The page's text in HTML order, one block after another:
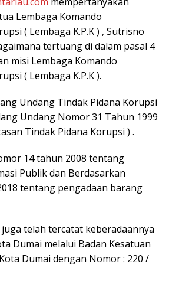
Lembaga Komando
( Lembaga K.P.K ) , Sutrisno
tertuang di dalam pasal 4
misi Lembaga Komando
( Lembaga K.P.K ).
Undang Tindak Pidana Korupsi
Undang Nomor 31 Tahun 1999
Tindak Pidana Korupsi ) .
14 tahun 2008 tentang
Publik dan Berdasarkan
tentang pengadaan barang
juga telah tercatat keberadaannya
Dumai melalui Badan Kesatuan
Dumai dengan Nomor : 220 /